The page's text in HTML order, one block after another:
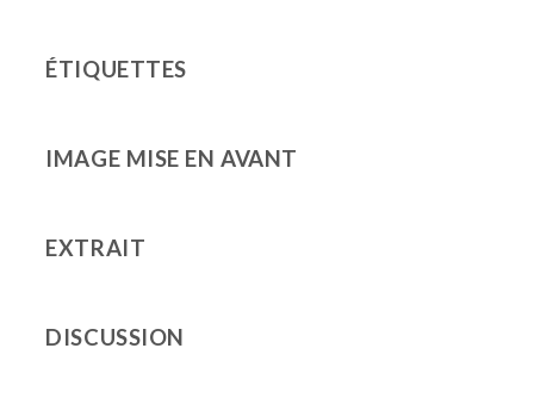
ÉTIQUETTES
IMAGE MISE EN AVANT
EXTRAIT
DISCUSSION